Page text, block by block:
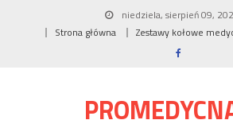
niedziela, sierpień 09,
Strona główna
Zestawy kołowe